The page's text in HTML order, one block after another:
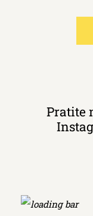
Pratite